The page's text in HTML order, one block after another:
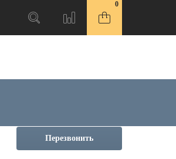
0
Перезвонить